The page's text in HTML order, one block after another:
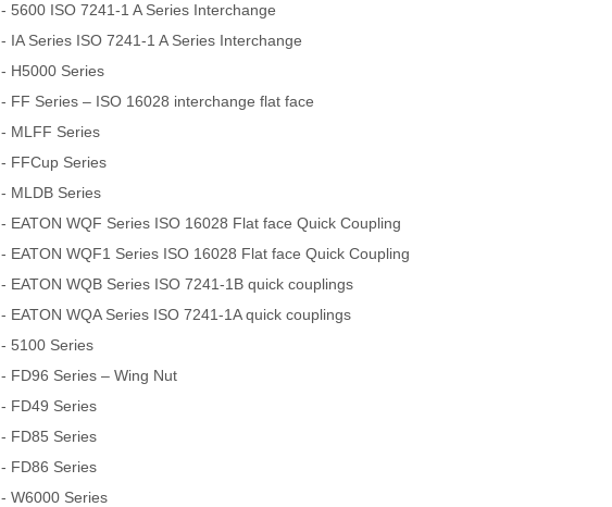
- 5600 ISO 7241-1 A Series Interchange
- IA Series ISO 7241-1 A Series Interchange
- H5000 Series
- FF Series – ISO 16028 interchange flat face
- MLFF Series
- FFCup Series
- MLDB Series
- EATON WQF Series ISO 16028 Flat face Quick Coupling
- EATON WQF1 Series ISO 16028 Flat face Quick Coupling
- EATON WQB Series ISO 7241-1B quick couplings
- EATON WQA Series ISO 7241-1A quick couplings
- 5100 Series
- FD96 Series – Wing Nut
- FD49 Series
- FD85 Series
- FD86 Series
- W6000 Series